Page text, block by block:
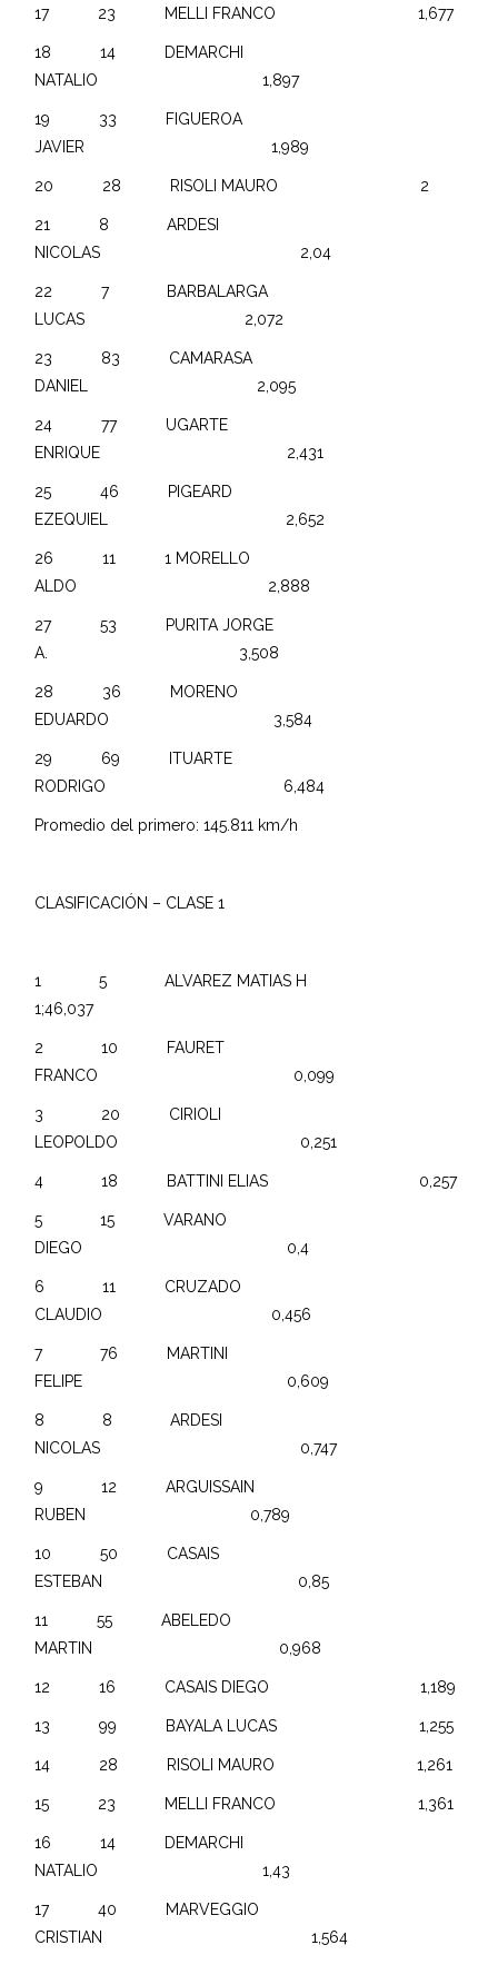
17 23 MELLI FRANCO 1,677
18 14 DEMARCHI
NATALIO 1,897
19 33 FIGUEROA
JAVIER 1,989
20 28 RISOLI MAURO 2
21 8 ARDESI
NICOLAS 2,04
22 7 BARBALARGA
LUCAS 2,072
23 83 CAMARASA
DANIEL 2,095
24 77 UGARTE
ENRIQUE 2,431
25 46 PIGEARD
EZEQUIEL 2,652
26 11 1 MORELLO
ALDO 2,888
27 53 PURITA JORGE
A. 3,508
28 36 MORENO
EDUARDO 3,584
29 69 ITUARTE
RODRIGO 6,484
Promedio del primero: 145.811 km/h
CLASIFICACIÓN – CLASE 1
1 5 ALVAREZ MATIAS H
1;46,037
2 10 FAURET
FRANCO 0,099
3 20 CIRIOLI
LEOPOLDO 0,251
4 18 BATTINI ELIAS 0,257
5 15 VARANO
DIEGO 0,4
6 11 CRUZADO
CLAUDIO 0,456
7 76 MARTINI
FELIPE 0,609
8 8 ARDESI
NICOLAS 0,747
9 12 ARGUISSAIN
RUBEN 0,789
10 50 CASAIS
ESTEBAN 0,85
11 55 ABELEDO
MARTIN 0,968
12 16 CASAIS DIEGO 1,189
13 99 BAYALA LUCAS 1,255
14 28 RISOLI MAURO 1,261
15 23 MELLI FRANCO 1,361
16 14 DEMARCHI
NATALIO 1,43
17 40 MARVEGGIO
CRISTIAN 1,564